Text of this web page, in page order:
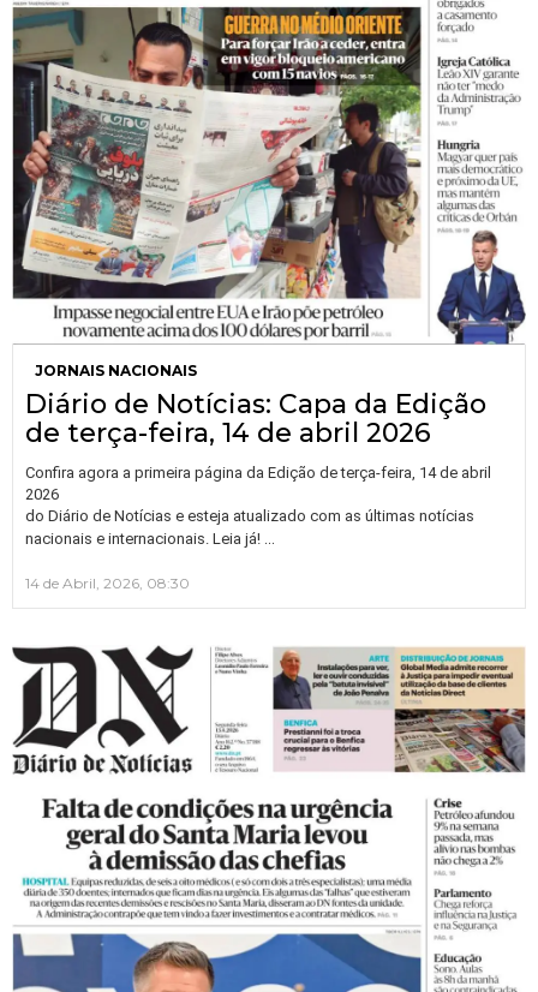
JORNAIS NACIONAIS
Diário de Notícias: Capa da Edição
de terça-feira, 14 de abril 2026
Confira agora a primeira página da Edição de terça-feira, 14 de abril
2026
do Diário de Notícias e esteja atualizado com as últimas notícias
nacionais e internacionais. Leia já!
14 de Abril, 2026, 08:30